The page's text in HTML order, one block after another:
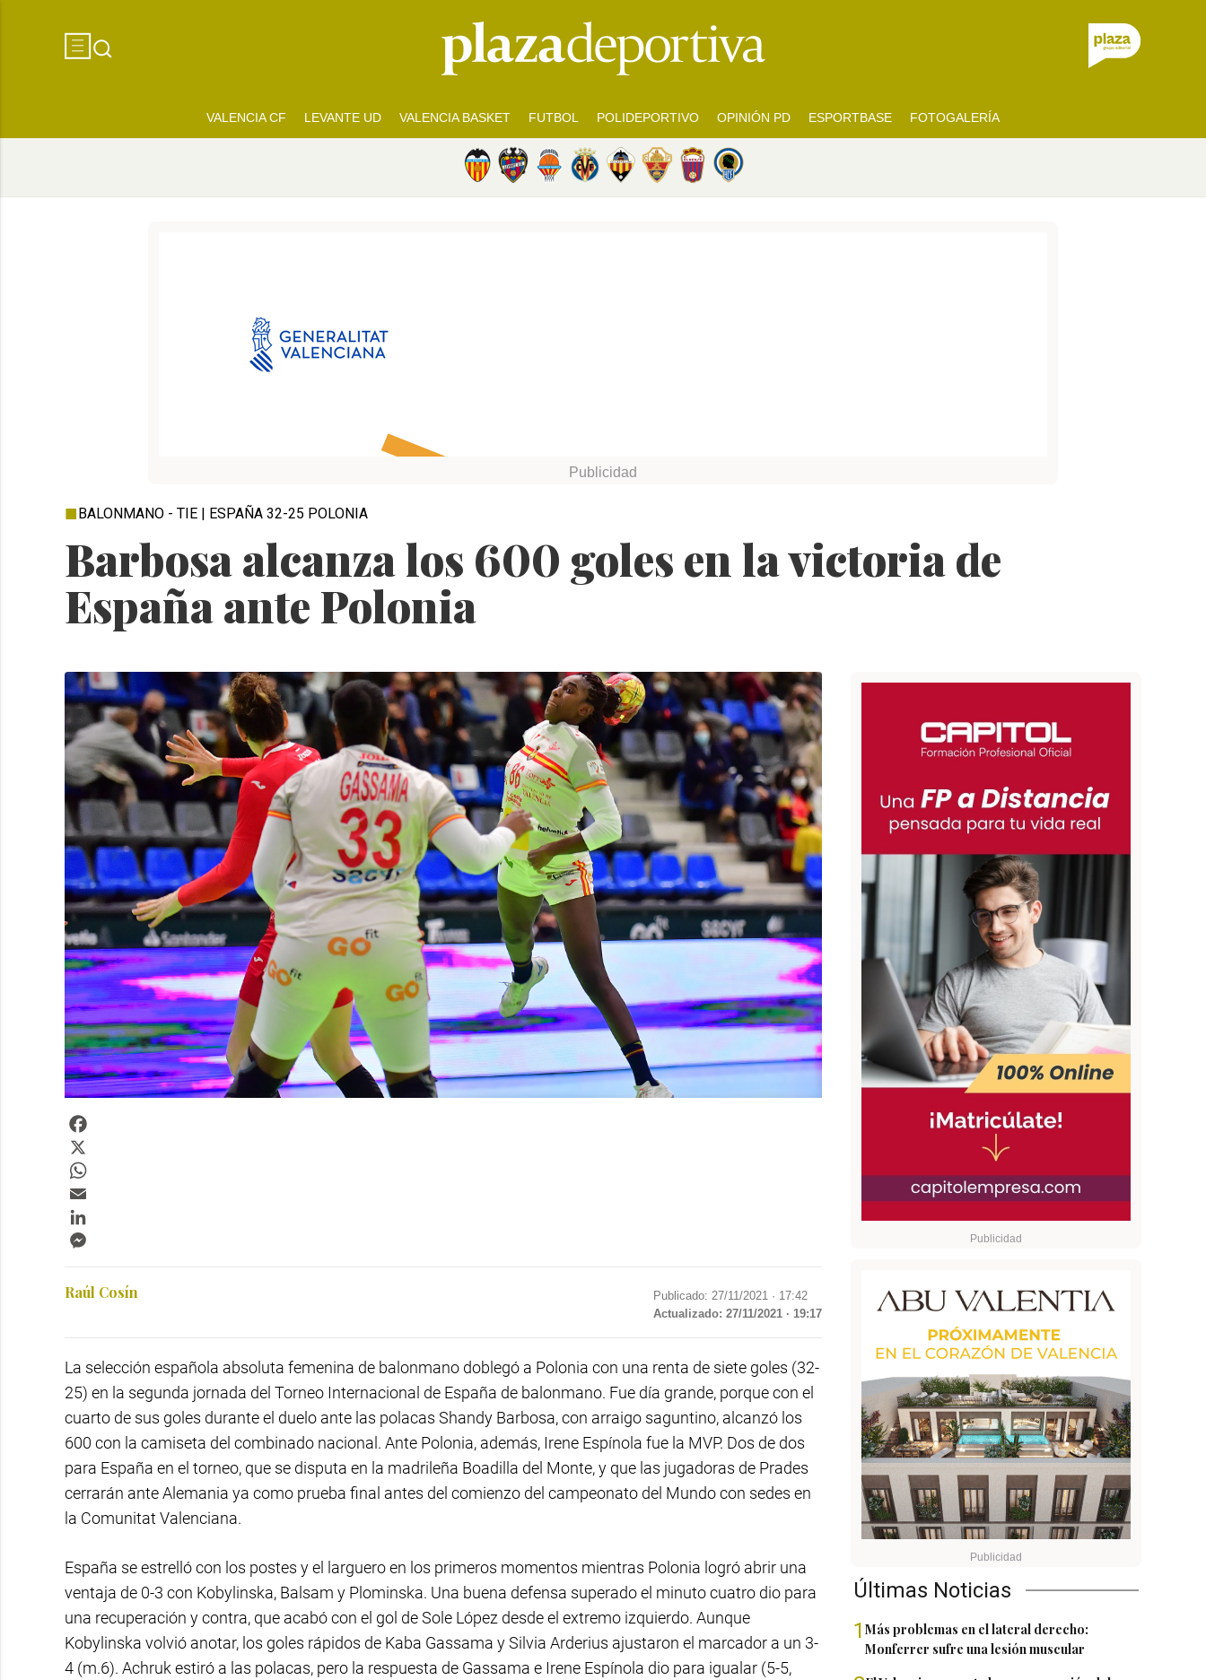
VALENCIA CF LEVANTE UD VALENCIA BASKET FUTBOL POLIDEPORTIVO OPINIÓN PD ESPORTBASE FOTOGALERÍA
Barbosa alcanza los 600 goles en la victoria de
España ante Polonia
BALONMANO - TIE | ESPAÑA 32-25 POLONIA
Últimas Noticias
1Más problemas en el lateral derecho:
Monferrer sufre una lesión muscular
Raúl Cosín Publicado: 27/11/2021 · 17:42
Actualizado: 27/11/2021 · 19:17
La selección española absoluta femenina de balonmano doblegó a Polonia con una renta de siete goles (32-
25) en la segunda jornada del Torneo Internacional de España de balonmano. Fue día grande, porque con el
cuarto de sus goles durante el duelo ante las polacas Shandy Barbosa, con arraigo saguntino, alcanzó los
600 con la camiseta del combinado nacional. Ante Polonia, además, Irene Espínola fue la MVP. Dos de dos
para España en el torneo, que se disputa en la madrileña Boadilla del Monte, y que las jugadoras de Prades
cerrarán ante Alemania ya como prueba final antes del comienzo del campeonato del Mundo con sedes en
la Comunitat Valenciana.
España se estrelló con los postes y el larguero en los primeros momentos mientras Polonia logró abrir una
ventaja de 0-3 con Kobylinska, Balsam y Plominska. Una buena defensa superado el minuto cuatro dio para
una recuperación y contra, que acabó con el gol de Sole López desde el extremo izquierdo. Aunque
Kobylinska volvió anotar, los goles rápidos de Kaba Gassama y Silvia Arderius ajustaron el marcador a un 3-
4 (m.6). Achruk estiró a las polacas, pero la respuesta de Gassama e Irene Espínola dio para igualar (5-5,